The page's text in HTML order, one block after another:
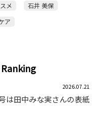
メ
石井 美保
ア
2026.07.21
は田中みな実さんの表紙